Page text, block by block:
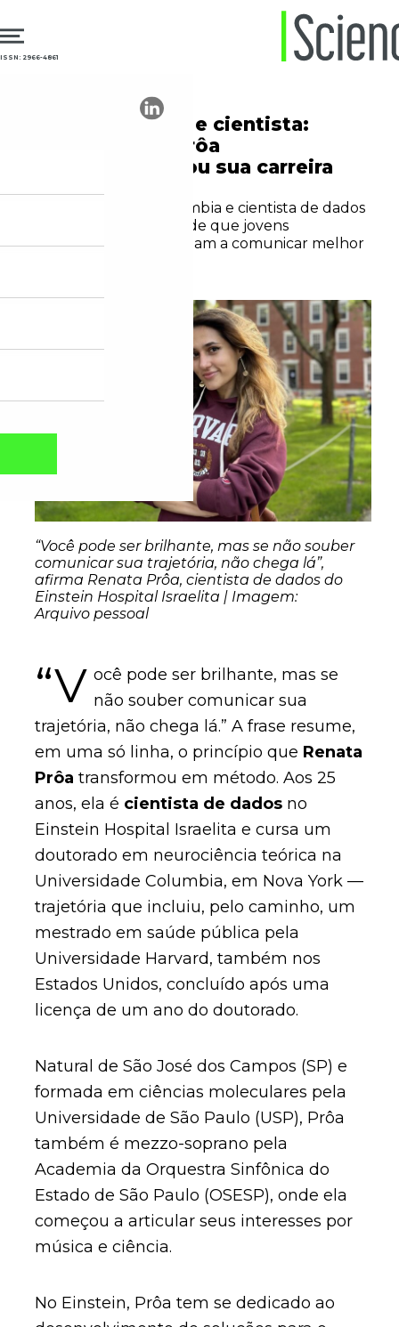
ISSN: 2966-4861
Mezzo-soprano e cientista:
como Renata Prôa
internacionalizou sua carreira
na pesquisa
Doutoranda em Columbia e cientista de dados
no Einstein, ela defende que jovens
pesquisadores aprendam a comunicar melhor
“Você pode ser brilhante, mas se não souber
comunicar sua trajetória, não chega lá”,
afirma Renata Prôa, cientista de dados do
Einstein Hospital Israelita | Imagem:
Arquivo pessoal
“V ocê pode ser brilhante, mas se
não souber comunicar sua
trajetória, não chega lá.” A frase resume,
em uma só linha, o princípio que Renata
Prôa transformou em método. Aos 25
anos, ela é cientista de dadosno
Einstein Hospital Israelita e cursa um
doutorado em neurociência teórica na
Universidade Columbia, em Nova York —
trajetória que incluiu, pelo caminho, um
mestrado em saúde pública pela
Universidade Harvard, também nos
Estados Unidos, concluído após uma
licença de um ano do doutorado.
Natural de São José dos Campos (SP) e
formada em ciências moleculares pela
Universidade de São Paulo (USP), Prôa
também é mezzo-soprano pela
Academia da Orquestra Sinfônica do
Estado de São Paulo (OSESP), onde ela
começou a articular seus interesses por
música e ciência.
No Einstein, Prôa tem se dedicado ao
Captcha obrigatório
Seu e-mail foi cadastrado com sucesso!